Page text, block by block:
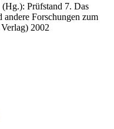
Prüfstand 7. Das
Forschungen zum
2002